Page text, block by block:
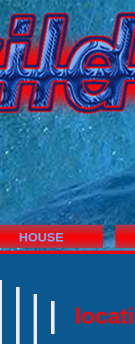
HOUSE